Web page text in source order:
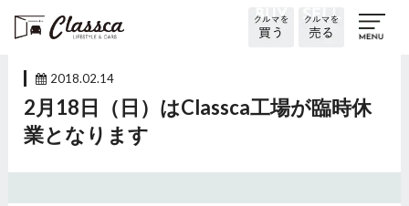
2018.02.14
2月18日（日）はClassca工場が臨時休
業となります